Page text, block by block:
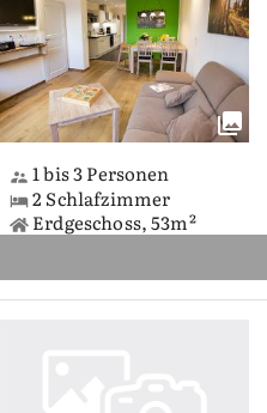
1 bis 3 Personen
2 Schlafzimmer
Erdgeschoss, 53m²